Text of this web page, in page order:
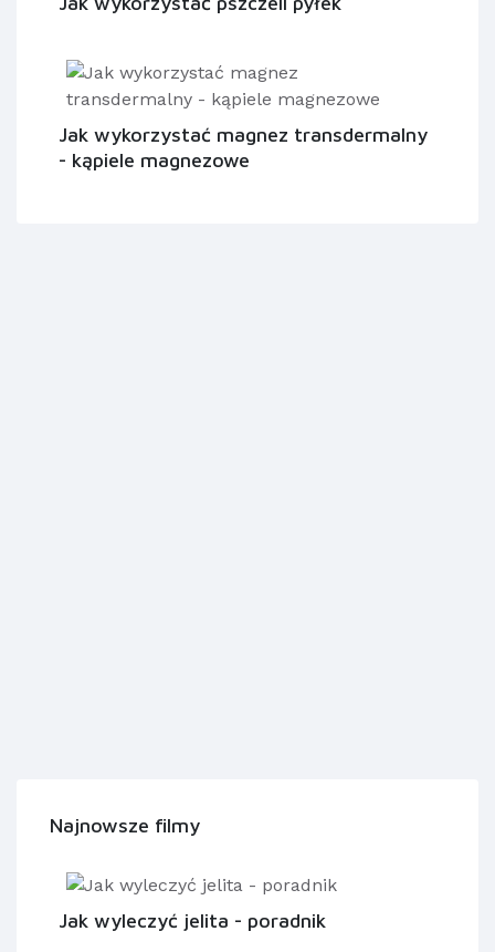
Jak wykorzystać magnez transdermalny
- kąpiele magnezowe
Najnowsze filmy
Jak wyleczyć jelita - poradnik